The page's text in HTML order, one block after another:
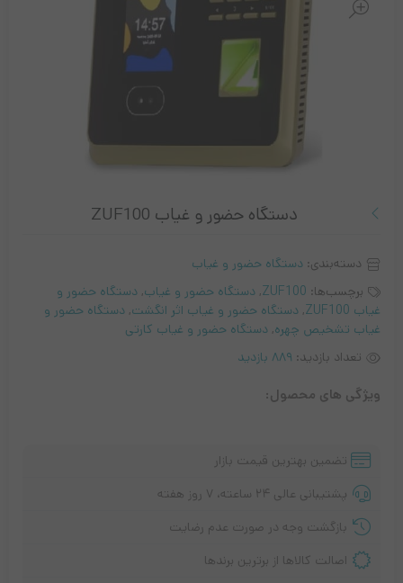
دستگاه حضور و غیاب ZUF100
دسته‌بندی: دستگاه حضور و غیاب
برچسب‌ها: ZUF100
, دستگاه حضور و غیاب, دستگاه حضور و
غیاب ZUF100
, دستگاه حضور و غیاب اثر انگشت, دستگاه حضور و
غیاب تشخیص چهره, دستگاه حضور و غیاب کارتی
تعداد بازدید: 889 بازدید
ویژگی های محصول:
تضمین بهترین قیمت بازار
پشتیبانی عالی ۲۴ ساعته، ۷ روز هفته
بازگشت وجه در صورت عدم رضایت
اصالت کالاها از برترین برندها